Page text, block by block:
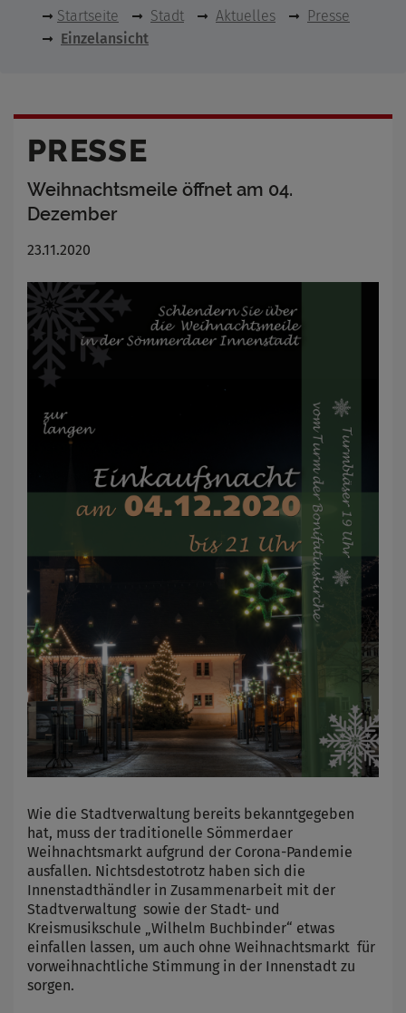
Startseite Stadt Aktuelles
Presse
Einzelansicht
PRESSE
Weihnachtsmeile öffnet am 04.
Dezember
23.11.2020
Wie die Stadtverwaltung bereits bekanntgegeben
hat, muss der traditionelle Sömmerdaer
Weihnachtsmarkt aufgrund der Corona-Pandemie
ausfallen. Nichtsdestotrotz haben sich die
Innenstadthändler in Zusammenarbeit mit der
Stadtverwaltung sowie der Stadt- und
Kreismusikschule „Wilhelm Buchbinder“ etwas
einfallen lassen, um auch ohne Weihnachtsmarkt für
vorweihnachtliche Stimmung in der Innenstadt zu
sorgen.